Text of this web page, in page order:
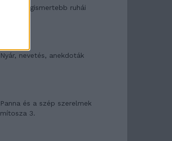
A világ legismertebb ruhái
Nyár, nevetés, anekdoták
Panna és a szép szerelmek
mítosza 3.